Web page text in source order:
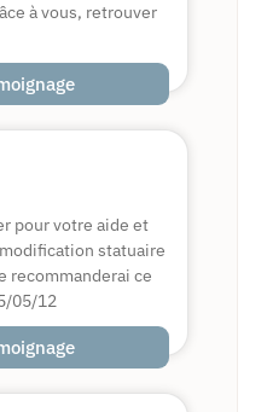
à vous, retrouver
pour votre aide et
statuaire
recommanderai ce
05/12